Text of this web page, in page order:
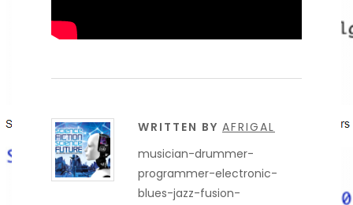
WRITTEN BY AFRIGAL
musician-drummer-
programmer-electronic-
blues-jazz-fusion-